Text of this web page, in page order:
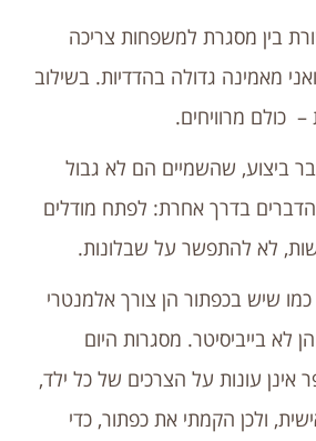
בין מסגרת למשפחות צריכה
מאמינה גדולה בהדדיות. בשילוב
– כולם מרוויחים.
ביצוע, שהשמיים הם לא גבול
בדרך אחרת: לפתח מודלים
לא להתפשר על שבלונות.
כמו שיש בכפתור הן צורך אלמנטרי
לא בייביסיטר. מסגרות היום
אינן עונות על הצרכים של כל ילד,
ולכן הקמתי את כפתור, כדי